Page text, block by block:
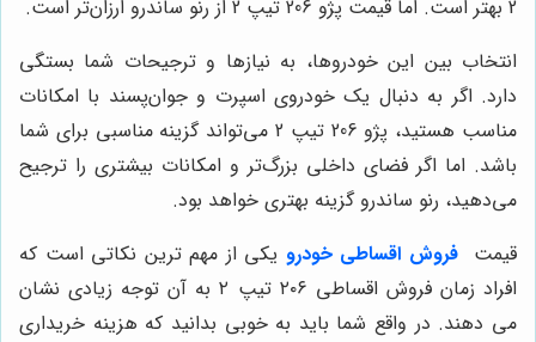
2 بهتر است. اما قیمت پژو 206 تیپ 2 از رنو ساندرو ارزان‌تر است.
انتخاب بین این خودروها، به نیازها و ترجیحات شما بستگی
دارد. اگر به دنبال یک خودروی اسپرت و جوان‌پسند با امکانات
مناسب هستید، پژو 206 تیپ 2 می‌تواند گزینه مناسبی برای شما
باشد. اما اگر فضای داخلی بزرگ‌تر و امکانات بیشتری را ترجیح
می‌دهید، رنو ساندرو گزینه بهتری خواهد بود.
قیمت فروش اقساطی خودرو یکی از مهم ترین نکاتی است که
افراد زمان فروش اقساطی ۲۰۶ تیپ ۲ به آن توجه زیادی نشان
می ‌دهند. در واقع شما باید به خوبی بدانید که هزینه خریداری